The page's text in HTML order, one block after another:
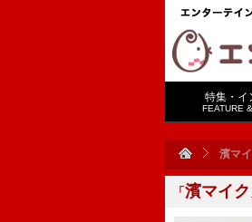
特集・イ
FEATURE
濱マ
「濱マイク